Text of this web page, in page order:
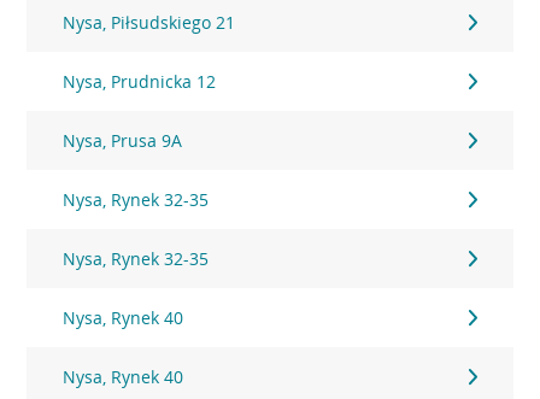
Nysa, Piłsudskiego 21
Nysa, Prudnicka 12
Nysa, Prusa 9A
Nysa, Rynek 32-35
Nysa, Rynek 32-35
Nysa, Rynek 40
Nysa, Rynek 40